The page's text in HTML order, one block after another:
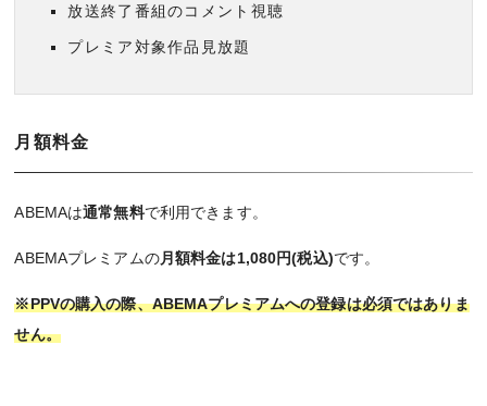
放送終了番組のコメント視聴
プレミア対象作品見放題
月額料金
ABEMAは通常無料で利用できます。
ABEMAプレミアムの月額料金は1,080円(税込)です。
※PPVの購入の際、ABEMAプレミアムへの登録は必須ではありま
せん。